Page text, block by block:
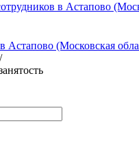
в Астапово
Астапово (Московская
/